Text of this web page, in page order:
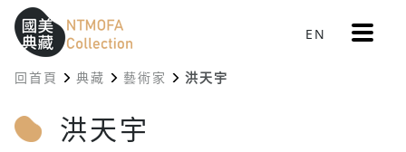
跳到中間主要內容區
網站導覽
::: EN 更
多
:::
回首頁 典藏 藝術家 洪天宇
洪天宇